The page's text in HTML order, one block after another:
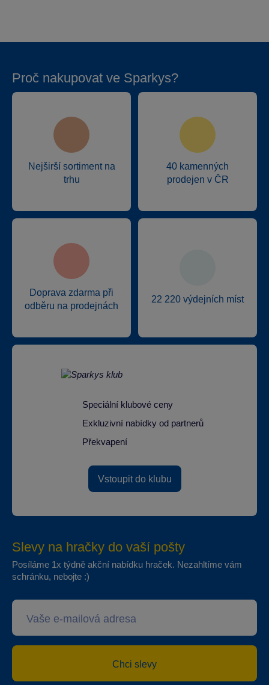
Proč nakupovat ve Sparkys?
Nejširší sortiment na
trhu
40 kamenných
prodejen v ČR
Doprava zdarma při
odběru na prodejnách
22 220 výdejních míst
Speciální klubové ceny
Exkluzivní nabídky od partnerů
Překvapení
Vstoupit do klubu
Slevy na hračky do vaší pošty
Posíláme 1x týdně akční nabídku hraček. Nezahltíme vám
schránku, nebojte :)
Chci slevy